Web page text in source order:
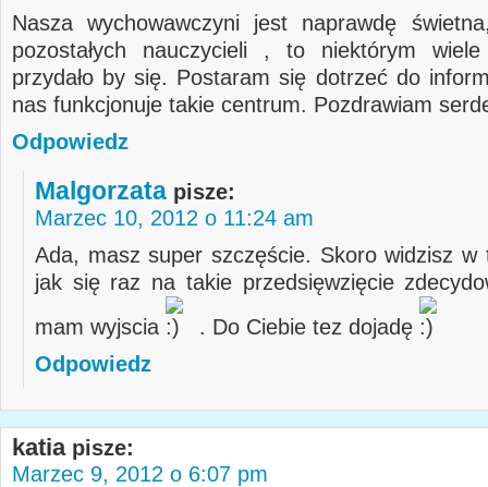
Nasza wychowawczyni jest naprawdę
pozostałych nauczycieli , to niektórym wiele
przydało by się. Postaram się dotrzeć do
nas funkcjonuje takie centrum. Pozdrawiam
Odpowiedz
Malgorzata pisze:
Marzec 10, 2012 o 11:24 am
Ada, masz super szczęście. Skoro widzisz w
jak się raz na takie przedsięwzięcie
mam wyjscia
. Do Ciebie tez dojadę
Odpowiedz
katia pisze:
Marzec 9, 2012 o 6:07 pm